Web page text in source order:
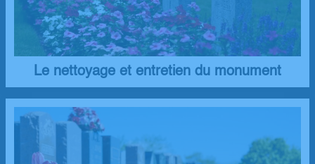
Le nettoyage et entretien du monument